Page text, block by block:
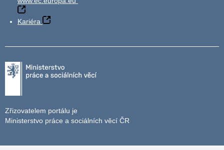
Kariéra
Zřizovatelem portálu je
Ministerstvo práce a sociálních věcí ČR